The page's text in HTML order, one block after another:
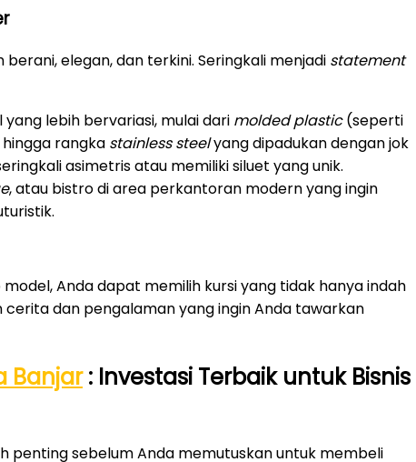
elegan, dan terkini. Seringkali menjadi statement
lebih bervariasi, mulai dari molded plastic(seperti
hingga rangka stainless steelyang dipadukan dengan jok
asimetris atau memiliki siluet yang unik.
, atau bistro di area perkantoran modern yang ingin
Anda dapat memilih kursi yang tidak hanya indah
dan pengalaman yang ingin Anda tawarkan
Banjar: Investasi Terbaik untuk Bisnis
penting sebelum Anda memutuskan untuk membeli